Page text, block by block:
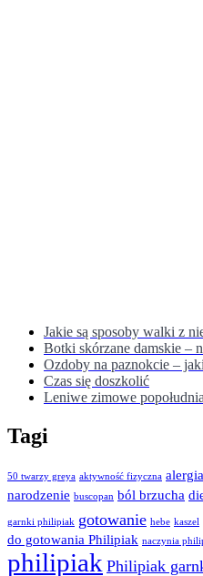
Jakie są sposoby walki z
Botki skórzane damskie –
Ozdoby na paznokcie –
Czas się doszkolić
Leniwe zimowe
Tagi
50 twarzy greya aktywność fizyczna alergia
narodzenie buscopan ból brzucha
garnki philipiak gotowanie hebe kaszel
do gotowania Philipiak naczynia
philipiak Philipiak